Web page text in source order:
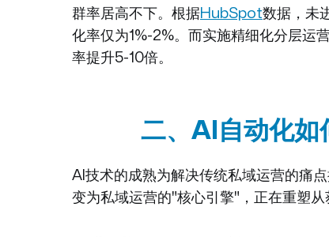
群率居高不下。根据HubSpot数据，未
化率仅为1%-2%。而实施精细化分层运
率提升5-10倍。
二、AI自动化如
AI技术的成熟为解决传统私域运营的痛
变为私域运营的"核心引擎"，正在重塑从